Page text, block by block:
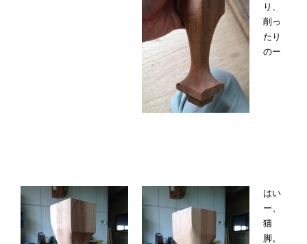
り、
削っ
たり
のー
はい
ー、
猫
脚。